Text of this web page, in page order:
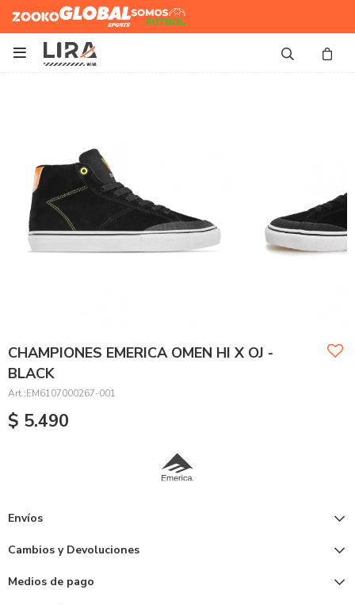
Zooko Global Sports
Somos
Futbol

CHAMPIONES EMERICA OMEN HI X OJ -
BLACK
EM6107000267-001
$ 5.490
Envíos
Cambios y Devoluciones
Medios de pago